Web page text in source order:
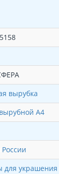
вырубка
А4
для